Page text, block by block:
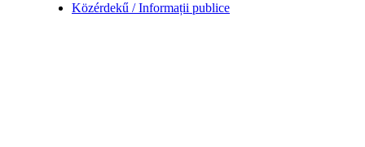
Közérdekű / Informații publice